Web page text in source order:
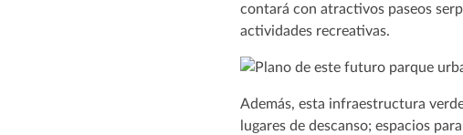
contará con atractivos paseos
actividades recreativas.
Además, esta infraestructura
lugares de descanso; espacios